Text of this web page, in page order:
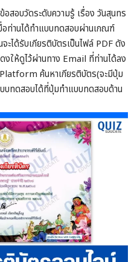
สอบวัดระดับความรู้ เรื่อง วันสุนทร
อท่านได้ทำแบบทดสอบผ่านเกณฑ์
ะได้รับเกียรติบัตรเป็นไฟล์ PDF ดัง
ให้ดูไว้ผ่านทาง Email ที่ท่านได้ลง
ค้นหาเกียรติบัตร(จะมีปุ่ม
บทดสอบได้ที่ปุ่มทำแบบทดสอบด้าน